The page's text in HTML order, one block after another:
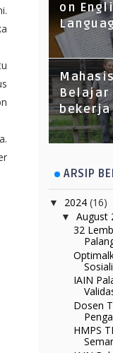
on
Belajar
ARSIP
▼ 2024 (16)
▼ August
32
IAIN
Dosen
HMPS